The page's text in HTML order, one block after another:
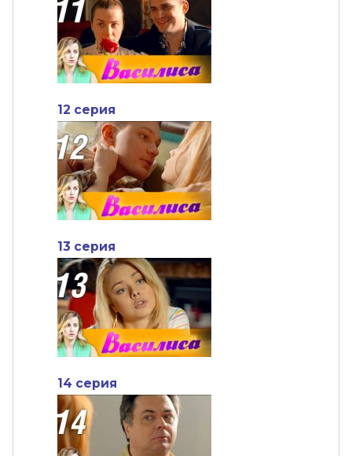
12 серия
13 серия
14 серия